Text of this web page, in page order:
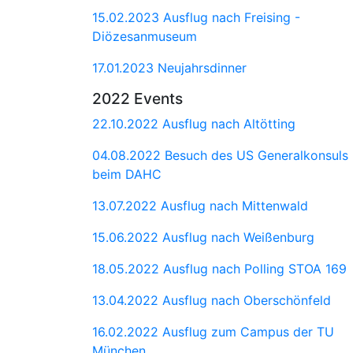
15.02.2023 Ausflug nach Freising -
Diözesanmuseum
17.01.2023 Neujahrsdinner
2022 Events
22.10.2022 Ausflug nach Altötting
04.08.2022 Besuch des US Generalkonsuls
beim DAHC
13.07.2022 Ausflug nach Mittenwald
15.06.2022 Ausflug nach Weißenburg
18.05.2022 Ausflug nach Polling STOA 169
13.04.2022 Ausflug nach Oberschönfeld
16.02.2022 Ausflug zum Campus der TU